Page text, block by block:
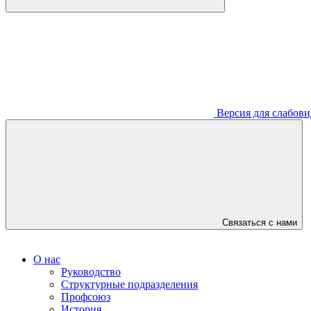
Версия для
Связаться с нами
О нас
Руководство
Структурные подразделения
Профсоюз